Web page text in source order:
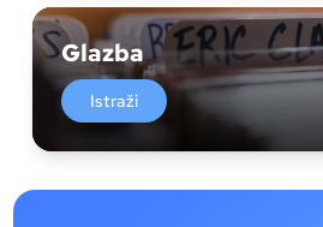
Glazba
Istraži